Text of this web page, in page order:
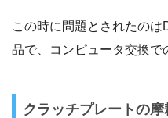
この時に問題とされたの
品で、コンピュータ交換で
クラッチプレートの